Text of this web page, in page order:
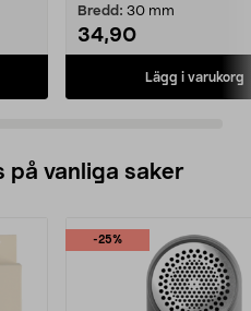
Bredd: 30 mm
34,90
Lägg i varukorg
på vanliga saker
-25%